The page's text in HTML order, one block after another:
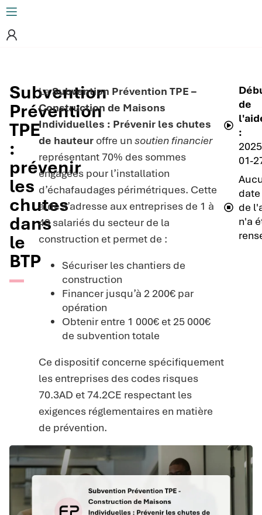
Subvention
Prévention
TPE
:
prévenir
les
chutes
dans
le
BTP
LaSubvention Prévention TPE –
Construction de Maisons
Individuelles : Prévenir les chutes
de hauteuroffre un soutien financier
représentant 70% des sommes
engagées pour l’installation
d’échafaudages périmétriques. Cette
aide s’adresse aux entreprises de 1 à
49 salariés du secteur de la
construction et permet de :
Sécuriser les chantiers de
construction
Financer jusqu’à 2 200€ par
opération
Obtenir entre 1 000€ et 25 000€
de subvention totale
Ce dispositif concerne spécifiquement
les entreprises des codes risques
70.3AD et 74.2CE respectant les
exigences réglementaires en matière
de prévention.
de
:
01-
de
n'a